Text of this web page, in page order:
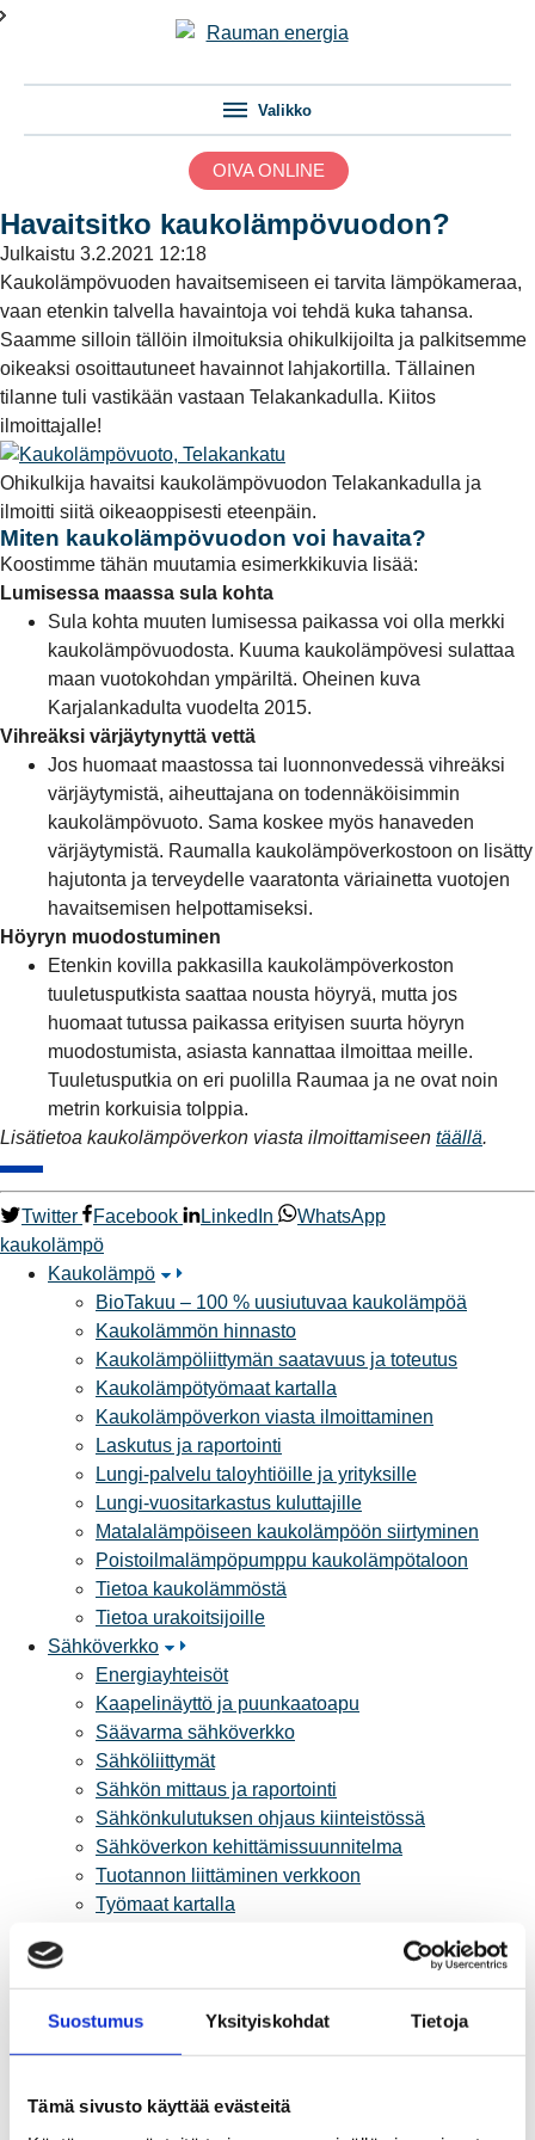
Suostumus Yksityiskohdat Tietoja
Tämä sivusto käyttää evästeitä
Valikko
OIVA ONLINE
Havaitsitko kaukolämpövuodon?
Julkaistu 3.2.2021 12:18
Kaukolämpövuoden havaitsemiseen ei tarvita lämpökameraa,
vaan etenkin talvella havaintoja voi tehdä kuka tahansa.
Saamme silloin tällöin ilmoituksia ohikulkijoilta ja palkitsemme
oikeaksi osoittautuneet havainnot lahjakortilla. Tällainen
tilanne tuli vastikään vastaan Telakankadulla. Kiitos
ilmoittajalle!
Ohikulkija havaitsi kaukolämpövuodon Telakankadulla ja
ilmoitti siitä oikeaoppisesti eteenpäin.
Miten kaukolämpövuodon voi havaita?
Koostimme tähän muutamia esimerkkikuvia lisää:
Lumisessa maassa sula kohta
Sula kohta muuten lumisessa paikassa voi olla merkki
kaukolämpövuodosta. Kuuma kaukolämpövesi sulattaa
maan vuotokohdan ympäriltä. Oheinen kuva
Karjalankadulta vuodelta 2015.
Vihreäksi värjäytynyttä vettä
Jos huomaat maastossa tai luonnonvedessä vihreäksi
värjäytymistä, aiheuttajana on todennäköisimmin
kaukolämpövuoto. Sama koskee myös hanaveden
värjäytymistä. Raumalla kaukolämpöverkostoon on lisätty
hajutonta ja terveydelle vaaratonta väriainetta vuotojen
havaitsemisen helpottamiseksi.
Höyryn muodostuminen
Etenkin kovilla pakkasilla kaukolämpöverkoston
tuuletusputkista saattaa nousta höyryä, mutta jos
huomaat tutussa paikassa erityisen suurta höyryn
muodostumista, asiasta kannattaa ilmoittaa meille.
Tuuletusputkia on eri puolilla Raumaa ja ne ovat noin
metrin korkuisia tolppia.
Lisätietoa kaukolämpöverkon viasta ilmoittamiseen täällä.
Twitter Facebook LinkedIn
WhatsApp
kaukolämpö
Kaukolämpö
BioTakuu – 100 % uusiutuvaa kaukolämpöä
Kaukolämmön hinnasto
Kaukolämpöliittymän saatavuus ja toteutus
Kaukolämpötyömaat kartalla
Kaukolämpöverkon viasta ilmoittaminen
Laskutus ja raportointi
Lungi-palvelu taloyhtiöille ja yrityksille
Lungi-vuositarkastus kuluttajille
Matalalämpöiseen kaukolämpöön siirtyminen
Poistoilmalämpöpumppu kaukolämpötaloon
Tietoa kaukolämmöstä
Tietoa urakoitsijoille
Sähköverkko
Energiayhteisöt
Kaapelinäyttö ja puunkaatoapu
Säävarma sähköverkko
Sähköliittymät
Sähkön mittaus ja raportointi
Sähkönkulutuksen ohjaus kiinteistössä
Sähköverkon kehittämissuunnitelma
Tuotannon liittäminen verkkoon
Työmaat kartalla
Yritystietoa
Sähköntuotanto
Yhteistyöverkosto
Palvelut